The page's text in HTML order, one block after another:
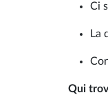
Ci
La
Qui